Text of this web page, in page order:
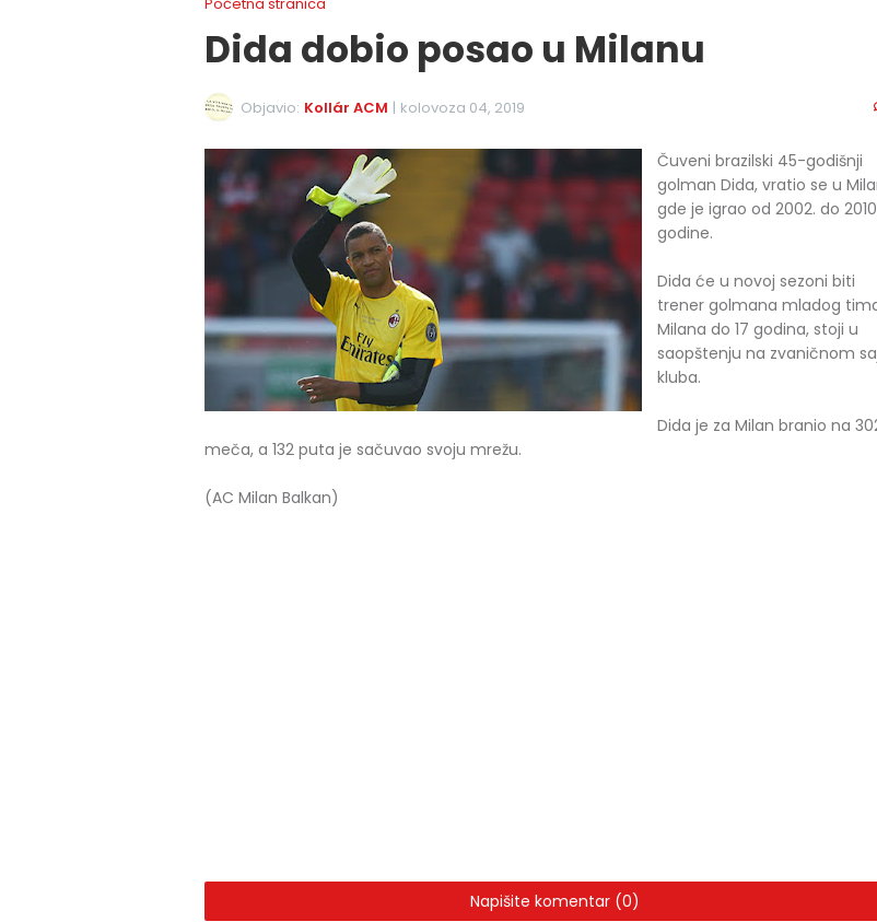
Dida dobio posao u Milanu
Objavio: Kollár ACM | kolovoza 04, 2019
Čuveni brazilski 45-godišnji
golman Dida, vratio se u
gde je igrao od 2002. do
godine.
Dida će u novoj sezoni biti
trener golmana mladog
Milana do 17 godina, stoji u
saopštenju na zvaničnom
kluba.
Dida je za Milan branio na
meča, a 132 puta je sačuvao svoju mrežu.
(AC Milan Balkan)
Napišite komentar (0)